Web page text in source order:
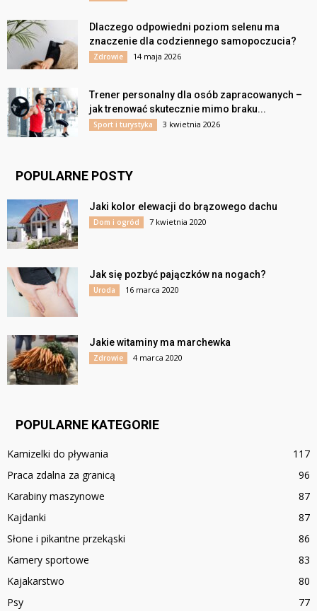
Dlaczego odpowiedni poziom selenu ma
znaczenie dla codziennego samopoczucia?
Zdrowie 14 maja 2026
Trener personalny dla osób zapracowanych –
jak trenować skutecznie mimo braku...
Sport i turystyka 3 kwietnia 2026
POPULARNE POSTY
Jaki kolor elewacji do brązowego dachu
Dom i ogród 7 kwietnia 2020
Jak się pozbyć pajączków na nogach?
Uroda 16 marca 2020
Jakie witaminy ma marchewka
Zdrowie 4 marca 2020
POPULARNE KATEGORIE
Kamizelki do pływania
117
Praca zdalna za granicą
96
Karabiny maszynowe
87
Kajdanki
87
Słone i pikantne przekąski
86
Kamery sportowe
83
Kajakarstwo
80
Psy
77